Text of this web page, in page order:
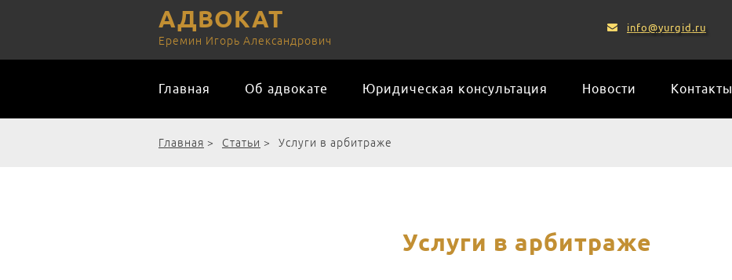
АДВОКАТ
Еремин Игорь Александрович
info@yurgid.ru
Главная Об адвокате Юридическая консультация Новости Контакты
Главная > Статьи > Услуги в арбитраже
Услуги в арбитраже